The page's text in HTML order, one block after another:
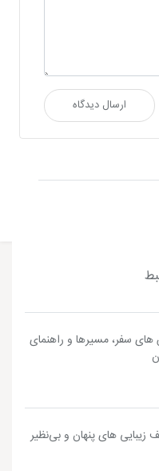
ارسال دیدگاه
سفر، مسیرها و راهنمای
زیبایی های پنهان و بی‌نظیر